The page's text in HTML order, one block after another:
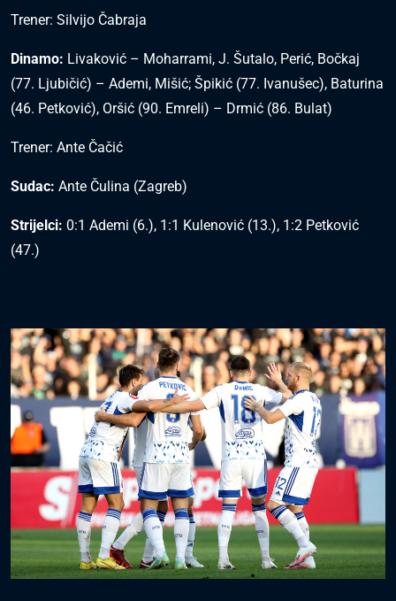
Trener: Silvijo Čabraja
Dinamo: Livaković – Moharrami, J. Šutalo, Perić, Bočkaj
(77. Ljubičić) – Ademi, Mišić; Špikić (77. Ivanušec), Baturina
(46. Petković), Oršić (90. Emreli) – Drmić (86. Bulat)
Trener: Ante Čačić
Sudac: Ante Čulina (Zagreb)
Strijelci: 0:1 Ademi (6.), 1:1 Kulenović (13.), 1:2 Petković
(47.)